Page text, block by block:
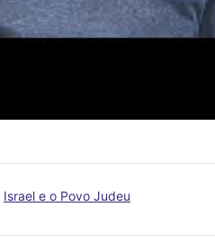
Israel e o Povo Judeu